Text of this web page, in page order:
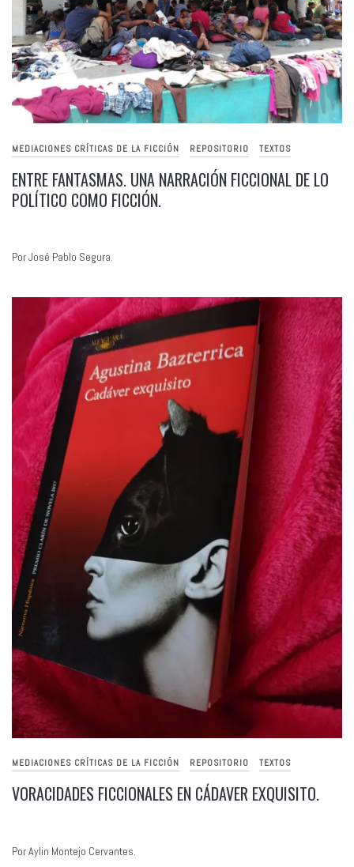
MEDIACIONES CRÍTICAS DE LA FICCIÓN REPOSITORIO TEXTOS
ENTRE FANTASMAS. UNA NARRACIÓN FICCIONAL DE LO
POLÍTICO COMO FICCIÓN.
Por José Pablo Segura.
MEDIACIONES CRÍTICAS DE LA FICCIÓN REPOSITORIO TEXTOS
VORACIDADES FICCIONALES EN CÁDAVER EXQUISITO.
Por Aylin Montejo Cervantes.